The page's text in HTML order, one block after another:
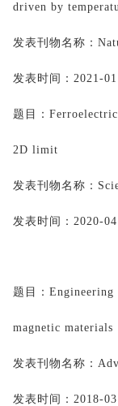
driven by
发表刊物名称：
发表时间： 2021-01
题目：
2D limit
发表刊物名称：
发表时间： 2020-04
题目： Engineering
magnetic materials
发表刊物名称：
发表时间： 2018-03